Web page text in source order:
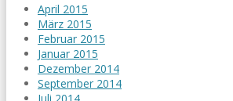
April 2015
März 2015
Februar 2015
Januar 2015
Dezember 2014
September 2014